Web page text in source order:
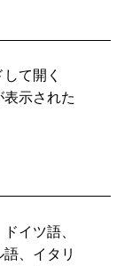
て開く
示された
イツ語、
、イタリ